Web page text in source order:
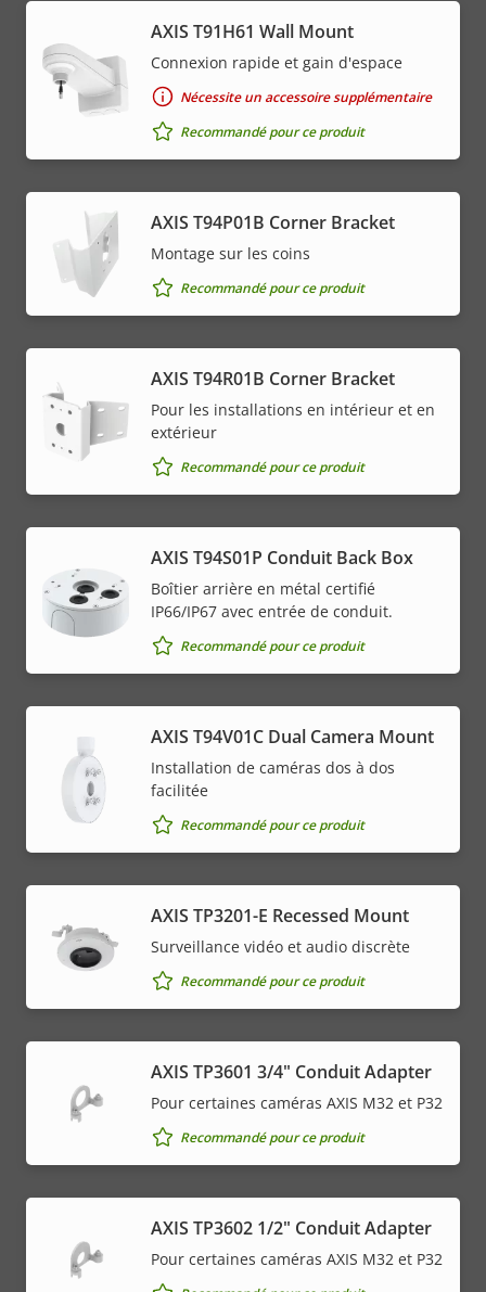
AXIS T91H61 Wall Mount
Connexion rapide et gain d'espace
Nécessite un accessoire supplémentaire
Recommandé pour ce produit
AXIS T94P01B Corner Bracket
Montage sur les coins
Recommandé pour ce produit
AXIS T94R01B Corner Bracket
Pour les installations en intérieur et en
extérieur
Recommandé pour ce produit
AXIS T94S01P Conduit Back Box
Boîtier arrière en métal certifié
IP66/IP67 avec entrée de conduit.
Recommandé pour ce produit
AXIS T94V01C Dual Camera Mount
Installation de caméras dos à dos
facilitée
Recommandé pour ce produit
AXIS TP3201-E Recessed Mount
Surveillance vidéo et audio discrète
Recommandé pour ce produit
AXIS TP3601 3/4" Conduit Adapter
Pour certaines caméras AXIS M32 et P32
Recommandé pour ce produit
AXIS TP3602 1/2" Conduit Adapter
Pour certaines caméras AXIS M32 et P32